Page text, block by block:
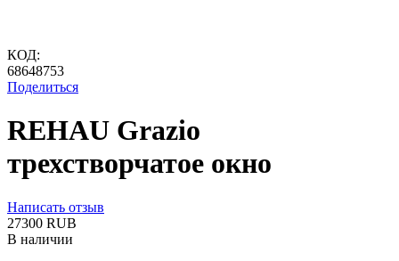
КОД:
68648753
Поделиться
REHAU Grazio
трехстворчатое окно
Написать отзыв
‍27300‍ RUB
В наличии